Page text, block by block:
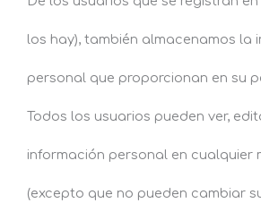
los hay), también almacenamos la
personal que proporcionan en su
Todos los usuarios pueden ver,
información personal en cualquier
(excepto que no pueden cambiar